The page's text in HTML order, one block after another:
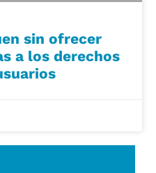
sin ofrecer
a los derechos